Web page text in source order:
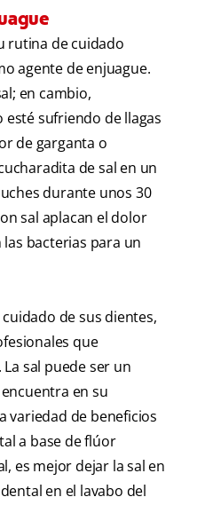
rutina de cuidado
agente de enjuague.
en cambio,
esté sufriendo de llagas
de garganta o
de sal en un
durante unos 30
sal aplacan el dolor
bacterias para un
de sus dientes,
que
sal puede ser un
en su
variedad de beneficios
a base de flúor
es mejor dejar la sal en
en el lavabo del